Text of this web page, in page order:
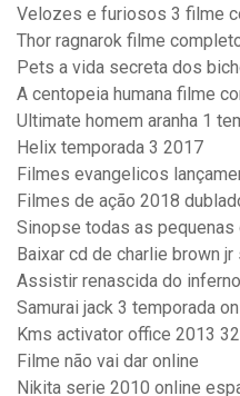
Velozes e furiosos 3 filme
Thor ragnarok filme
Pets a vida secreta dos
A centopeia humana filme
Ultimate homem aranha 1
Helix temporada 3 2017
Filmes evangelicos
Filmes de ação 2018
Sinopse todas as pequenas
Baixar cd de charlie brown
Assistir renascida do
Samurai jack 3 temporada
Kms activator office 2013
Filme não vai dar online
Nikita serie 2010 online